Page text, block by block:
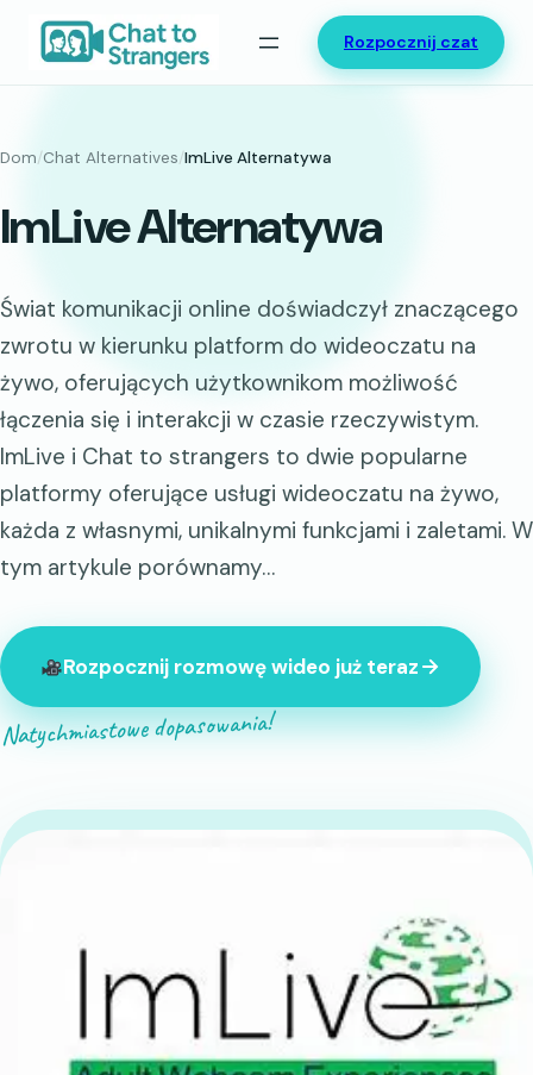
Przejdź
Rozpocznij czat
Dom/Chat Alternatives/ImLive Alternatywa
ImLive Alternatywa
Świat komunikacji online doświadczył znaczącego
zwrotu w kierunku platform do wideoczatu na
żywo, oferujących użytkownikom możliwość
łączenia się i interakcji w czasie rzeczywistym.
ImLive i Chat to strangers to dwie popularne
platformy oferujące usługi wideoczatu na żywo,
każda z własnymi, unikalnymi funkcjami i zaletami. W
tym artykule porównamy…
Rozpocznij rozmowę wideo już teraz
Natychmiastowe dopasowania!